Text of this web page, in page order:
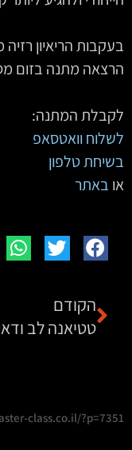
בעקבות הריאיון
הרצאה מתנה בזום
לקבלת המתנה:
לשלוח וואטסאפ
בשיחת טלפון
או באתר
הקודם
class.co.il/?p=7351